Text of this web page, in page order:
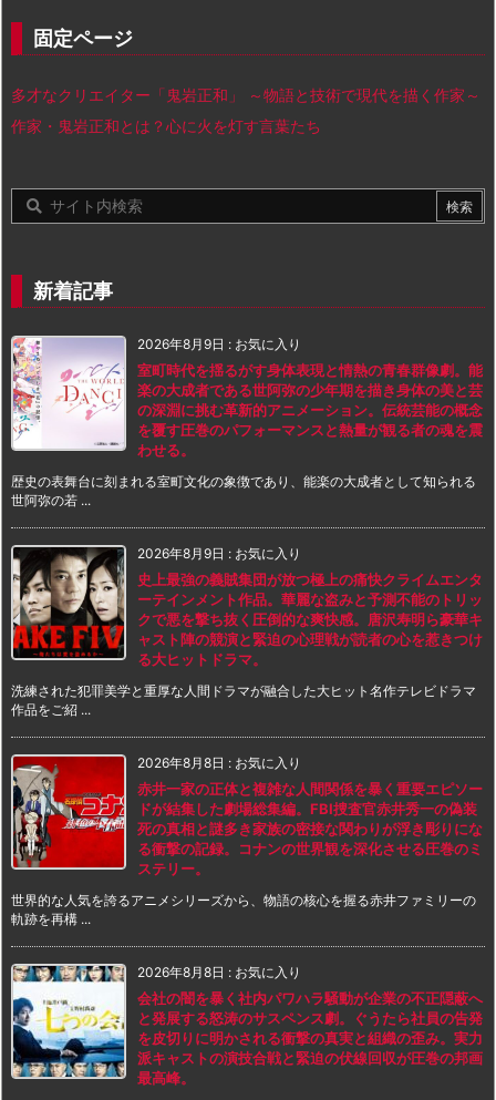
固定ページ
多才なクリエイター「鬼岩正和」 ～物語と技術で現代を描く作家～
作家・鬼岩正和とは？心に火を灯す言葉たち
新着記事
2026年8月9日 : お気に入り
室町時代を揺るがす身体表現と情熱の青春群像劇。能
楽の大成者である世阿弥の少年期を描き身体の美と芸
の深淵に挑む革新的アニメーション。伝統芸能の概念
を覆す圧巻のパフォーマンスと熱量が観る者の魂を震
わせる。
歴史の表舞台に刻まれる室町文化の象徴であり、能楽の大成者として知られる
世阿弥の若 ...
2026年8月9日 : お気に入り
史上最強の義賊集団が放つ極上の痛快クライムエンタ
ーテインメント作品。華麗な盗みと予測不能のトリッ
クで悪を撃ち抜く圧倒的な爽快感。唐沢寿明ら豪華キ
ャスト陣の競演と緊迫の心理戦が読者の心を惹きつけ
る大ヒットドラマ。
洗練された犯罪美学と重厚な人間ドラマが融合した大ヒット名作テレビドラマ
作品をご紹 ...
2026年8月8日 : お気に入り
赤井一家の正体と複雑な人間関係を暴く重要エピソー
ドが結集した劇場総集編。FBI捜査官赤井秀一の偽装
死の真相と謎多き家族の密接な関わりが浮き彫りにな
る衝撃の記録。コナンの世界観を深化させる圧巻のミ
ステリー。
世界的な人気を誇るアニメシリーズから、物語の核心を握る赤井ファミリーの
軌跡を再構 ...
2026年8月8日 : お気に入り
会社の闇を暴く社内パワハラ騒動が企業の不正隠蔽へ
と発展する怒涛のサスペンス劇。ぐうたら社員の告発
を皮切りに明かされる衝撃の真実と組織の歪み。実力
派キャストの演技合戦と緊迫の伏線回収が圧巻の邦画
最高峰。